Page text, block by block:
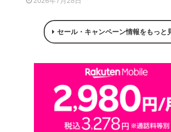
セール・キャンペーン情報をもっと